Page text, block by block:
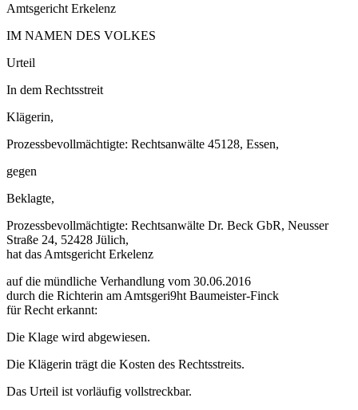
Amtsgericht Erkelenz
IM NAMEN DES VOLKES
Urteil
In dem Rechtsstreit
Klägerin,
Prozessbevollmächtigte: Rechtsanwälte 45128, Essen,
gegen
Beklagte,
Prozessbevollmächtigte: Rechtsanwälte Dr. Beck GbR, Neusser
Straße 24, 52428 Jülich,
hat das Amtsgericht Erkelenz
auf die mündliche Verhandlung vom 30.06.2016
durch die Richterin am Amtsgeri9ht Baumeister-Finck
für Recht erkannt:
Die Klage wird abgewiesen.
Die Klägerin trägt die Kosten des Rechtsstreits.
Das Urteil ist vorläufig vollstreckbar.